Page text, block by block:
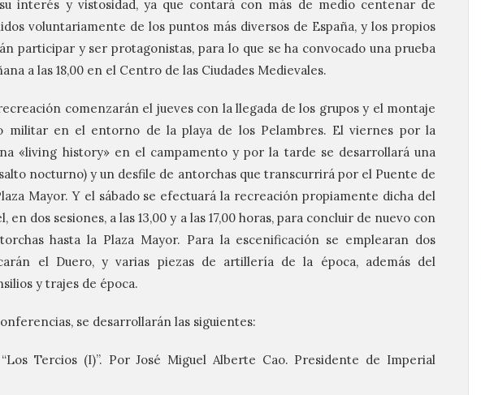
interés y vistosidad, ya que contará con más de medio centenar de
voluntariamente de los puntos más diversos de España, y los propios
participar y ser protagonistas, para lo que se ha convocado una prueba
a las 18,00 en el Centro de las Ciudades Medievales.
comenzarán el jueves con la llegada de los grupos y el montaje
militar en el entorno de la playa de los Pelambres. El viernes por la
«living history» en el campamento y por la tarde se desarrollará una
nocturno) y un desfile de antorchas que transcurrirá por el Puente de
Mayor. Y el sábado se efectuará la recreación propiamente dicha del
en dos sesiones, a las 13,00 y a las 17,00 horas, para concluir de nuevo con
hasta la Plaza Mayor. Para la escenificación se emplearan dos
el Duero, y varias piezas de artillería de la época, además del
y trajes de época.
se desarrollarán las siguientes:
Tercios (I)”. Por José Miguel Alberte Cao. Presidente de Imperial